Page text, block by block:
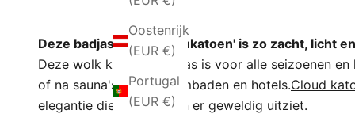
Oostenrijk
(EUR €)
Portugal
(EUR €)
Deze badjas van 'wolkenkatoen' is zo zacht, licht
Deze wolk katoen '
badjas is voor alle seizoenen
of na sauna's, rond zwembaden en hotels.Cloud
elegantie die aanvoelt en er geweldig uitziet.